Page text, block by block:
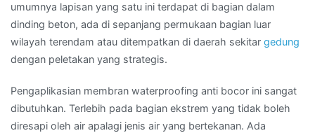
umumnya lapisan yang satu ini terdapat di bagian dalam
dinding beton, ada di sepanjang permukaan bagian luar
wilayah terendam atau ditempatkan di daerah sekitar gedung
dengan peletakan yang strategis.
Pengaplikasian membran waterproofing anti bocor ini sangat
dibutuhkan. Terlebih pada bagian ekstrem yang tidak boleh
diresapi oleh air apalagi jenis air yang bertekanan. Ada